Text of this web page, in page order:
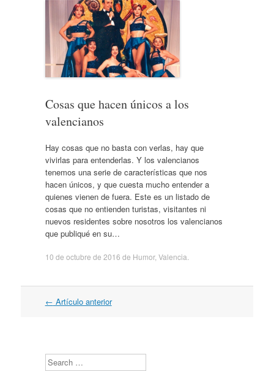
Cosas que hacen únicos a los
valencianos
Hay cosas que no basta con verlas, hay que
vivirlas para entenderlas. Y los valencianos
tenemos una serie de características que nos
hacen únicos, y que cuesta mucho entender a
quienes vienen de fuera. Este es un listado de
cosas que no entienden turistas, visitantes ni
nuevos residentes sobre nosotros los valencianos
que publiqué en su…
10 de octubre de 2016 de Humor, Valencia
Navegación
← Artículo anterior
Search